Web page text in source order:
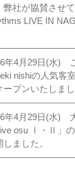
弊社が協賛させ
LIVE IN
年4月29日(水)
nishiの人気客
ープンいたしまし
年4月29日(水)
osu Ⅰ・Ⅱ」の
しました。